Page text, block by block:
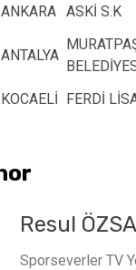
ANKARA ASKİ S.K
ANTALYA
KOCAELİ FERDİ
Resul
Sporseverler TV